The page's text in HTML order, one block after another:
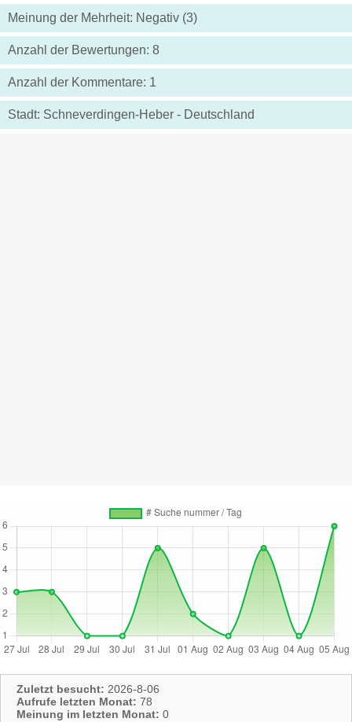
Meinung der Mehrheit: Negativ (3)
Anzahl der Bewertungen: 8
Anzahl der Kommentare: 1
Stadt: Schneverdingen-Heber - Deutschland
Zuletzt besucht: 2026-8-06
Aufrufe letzten Monat: 78
Meinung im letzten Monat: 0